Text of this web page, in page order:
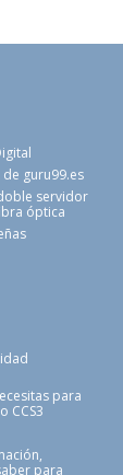
guru99.es
servidor
óptica
para
CCS3
para